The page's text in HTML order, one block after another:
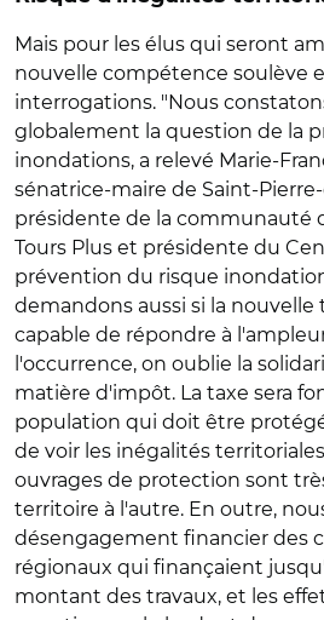
Mais pour les élus qui seront
nouvelle compétence soulève
interrogations. "Nous
globalement la question de la
inondations, a relevé Marie-
sénatrice-maire de Saint-
présidente de la communauté
Tours Plus et présidente du
prévention du risque
demandons aussi si la nouvelle
capable de répondre à
l'occurrence, on oublie la
matière d'impôt. La taxe sera
population qui doit être
de voir les inégalités
ouvrages de protection sont
territoire à l'autre. En outre,
désengagement financier des
régionaux qui finançaient
montant des travaux, et les